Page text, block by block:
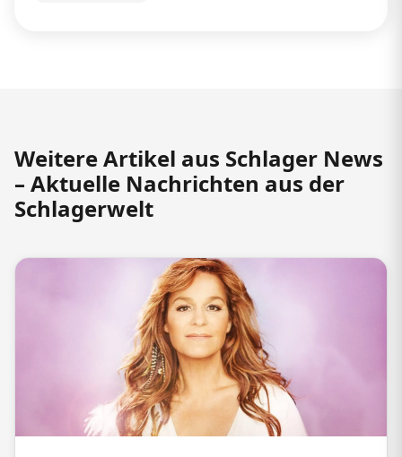
Weitere Artikel aus Schlager News
– Aktuelle Nachrichten aus der
Schlagerwelt